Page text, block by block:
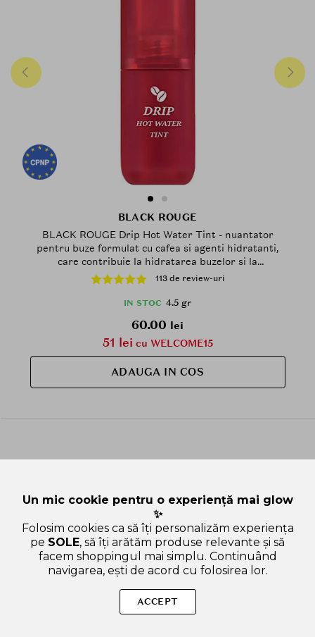
BLACK ROUGE
BLACK ROUGE Drip Hot Water Tint - nuantator
pentru buze formulat cu cafea si agenti hidratanti,
care contribuie la hidratarea buzelor si la
mentinerea aspectului mat - 4,5 gr - LV10 Maple
Roasting
113 de review-uri
IN STOC 4.5 gr
60.00 lei
51 lei cu WELCOME15
ADAUGA IN COS
despre categoria Nuantator de buze. Dacă ai nevoie de ajutor
în alegerea produsului potrivit, suntem aici pentru tine!
Un mic cookie pentru o experiență mai glow
✨
Folosim cookies ca să îți personalizăm experiența
pe SOLE, să îți arătăm produse relevante și să
facem shoppingul mai simplu. Continuând
navigarea, ești de acord cu folosirea lor.
ACCEPT